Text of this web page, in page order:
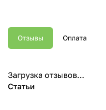
Отзывы Оплата
Загрузка отзывов...
Статьи